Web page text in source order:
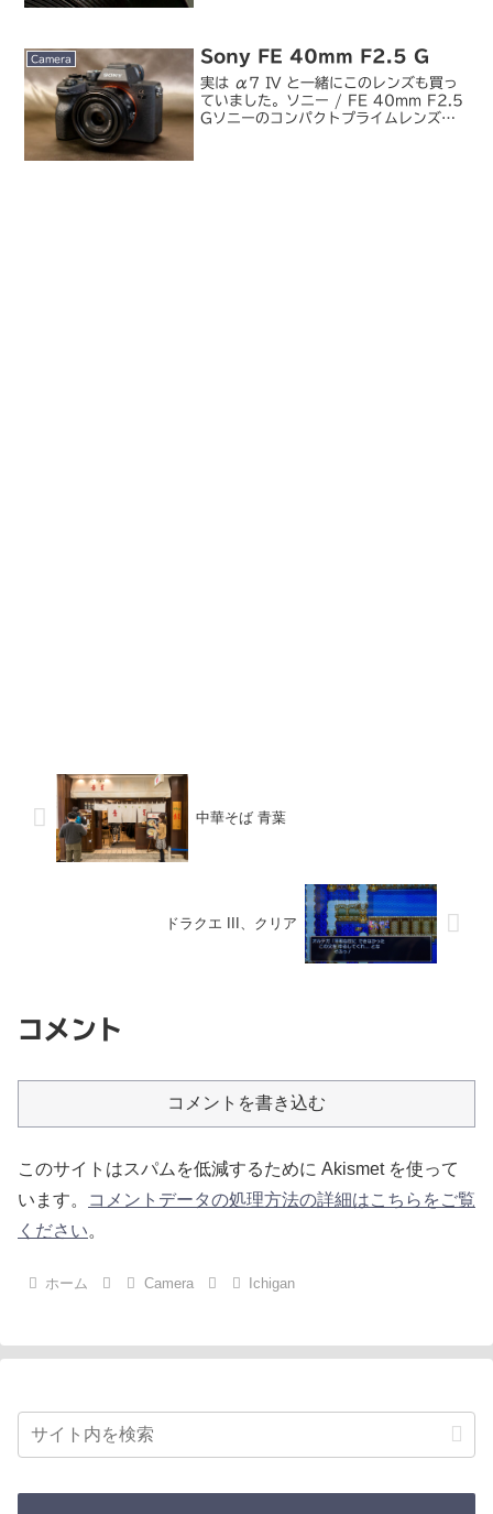
（ITme...
Camera Sony FE 40mm F2.5 G
実は α7 IV と一緒にこのレンズも買っ
ていました。ソニー / FE 40mm F2.5
Gソニーのコンパクトプライムレンズ三
中華そば 青葉
ドラクエ III、クリア
コメント
コメントを書き込む
このサイトはスパムを低減するために Akismet を使って
います。
コメントデータの処理方法の詳細はこちらをご覧
ください。
ホーム Camera Ichigan